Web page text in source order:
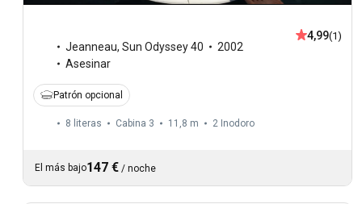
Jeanneau, Sun Odyssey 40
2002
Asesinar
4,99(1)
Patrón opcional
8 literas Cabina 3 11,8 m 2 Inodoro
El más bajo147 € / noche